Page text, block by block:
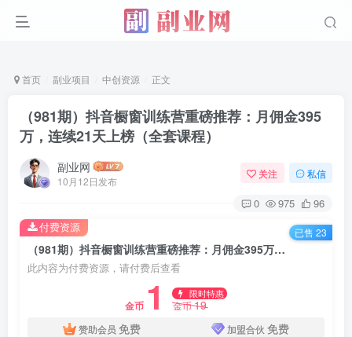
首页 副业项目 中创资源 正文
（981期）抖音橱窗训练营重磅推荐：月佣金395
万，连续21天上榜（全套课程）
副业网
10月12日发布
关注 私信
0 975 96
（981期）抖音橱窗训练营重磅推荐：月佣金395万，连续21天上榜（全套课程）
此内容为付费资源，请付费后查看
金币 1 限时特惠
金币19
赞助会员 免费 加盟合伙 免费
付费资源 已售 23